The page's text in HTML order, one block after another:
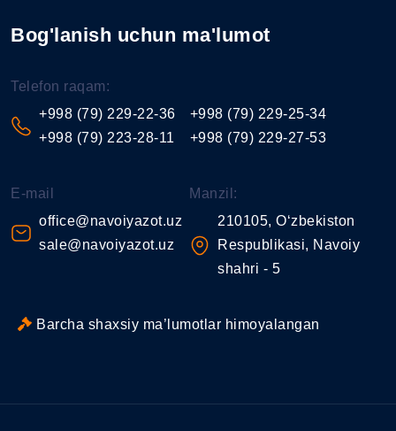
Bog'lanish uchun ma'lumot
Telefon raqam:
+998 (79) 229-22-36
+998 (79) 223-28-11
+998 (79) 229-25-34
+998 (79) 229-27-53
E-mail
office@navoiyazot.uz
sale@navoiyazot.uz
Manzil:
210105, O‘zbekiston
Respublikasi, Navoiy
shahri - 5
Barcha shaxsiy ma’lumotlar himoyalangan